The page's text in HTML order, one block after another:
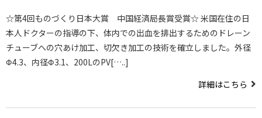
☆第4回ものづくり日本大賞 中国経済局長賞受賞☆ 米国在住の日
本人ドクターの指導の下、体内での出血を排出するためのドレーン
チューブへの穴あけ加工、切欠き加工の技術を確立しました。外径
Φ4.3、内径Φ3.1、200LのPV[…..]
詳細はこちら